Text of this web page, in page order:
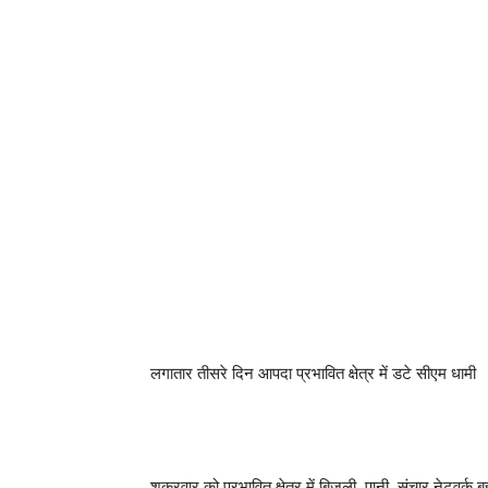
लगातार तीसरे दिन आपदा प्रभावित क्षेत्र में डटे सीएम धामी